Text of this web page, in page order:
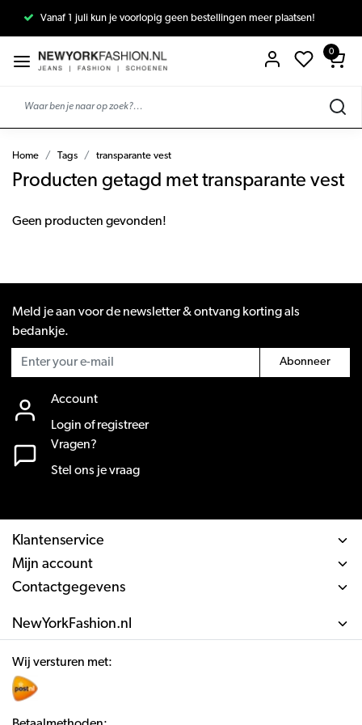
Vanaf 1 juli kun je voorlopig geen bestellingen meer plaatsen!
0
Home Tags transparante vest
Producten getagd met transparante vest
Geen producten gevonden!
Meld je aan voor de newsletter & ontvang korting als
bedankje.
Abonneer
Account
Login of registreer
Vragen?
Stel ons je vraag
Klantenservice
Mijn account
Contactgegevens
NewYorkFashion.nl
Wij versturen met: